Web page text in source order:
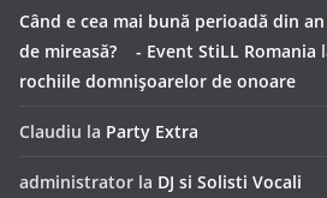
Când e cea mai bună perioadă din
de mireasă? - Event StiLL Romania
rochiile domnișoarelor de onoare
Claudiu la Party Extra
administrator la DJ si Solisti Vocali